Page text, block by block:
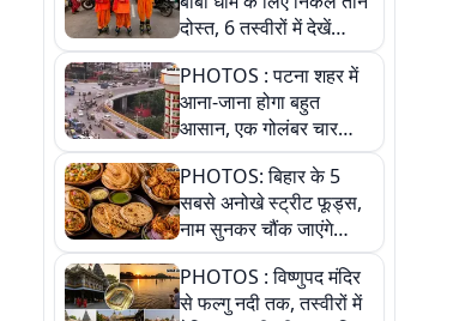
दोस्त, 6 तस्वीरों में देखें
आस्था और जुनून की कहानी
PHOTOS : पटना शहर में
आना-जाना होगा बहुत
आसान, एक गोलंबर चार
फ्लाईओवर को जोड़ेगा
PHOTOS: बिहार के 5
सबसे अनोखे स्ट्रीट फूड्स,
नाम सुनकर चौंक जाएंगे
लेकिन स्वाद ऐसा कि बार-बार
खाने का करेगा मन
PHOTOS : विष्णुपद मंदिर
से फल्गु नदी तक, तस्वीरों में